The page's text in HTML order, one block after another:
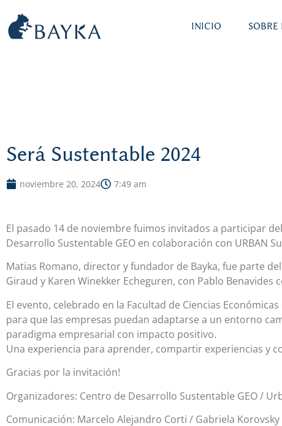
INICIO SOBRE
Será Sustentable 2024
noviembre 20, 2024 7:49 am
El pasado 14 de noviembre fuimos invitados a participar
Desarrollo Sustentable GEO en colaboración con URBAN
Matias Romano, director y fundador de Bayka, fue parte
Giraud y Karen Winekker Echeguren, con Pablo Benavides
El evento, celebrado en la Facultad de Ciencias
para que las empresas puedan adaptarse a un entorno
paradigma empresarial con impacto positivo.
Una experiencia para aprender, compartir experiencias y
Gracias por la invitación!
Organizadores: Centro de Desarrollo Sustentable GEO /
Comunicación: Marcelo Alejandro Corti / Gabriela